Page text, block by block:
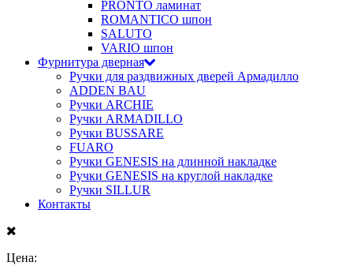
PRONTO ламинат
ROMANTICO шпон
SALUTO
VARIO шпон
Фурнитура дверная
Ручки для раздвижных дверей Армадилло
ADDEN BAU
Ручки ARCHIE
Ручки ARMADILLO
Ручки BUSSARE
FUARO
Ручки GENESIS на длинной накладке
Ручки GENESIS на круглой накладке
Ручки SILLUR
Контакты
Цена: